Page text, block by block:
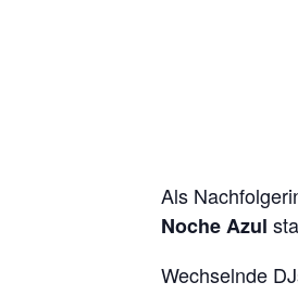
Als
Noche Azul
Wechselnde